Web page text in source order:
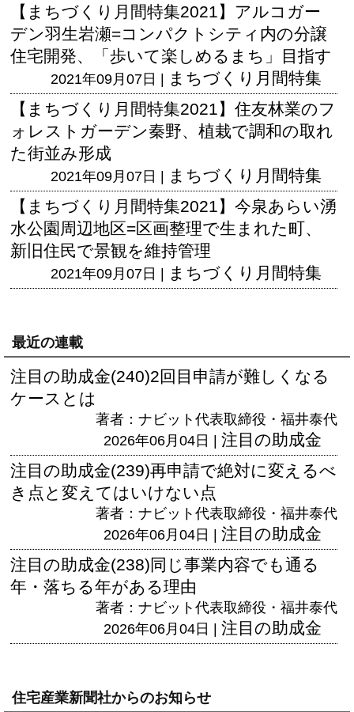
【まちづくり月間特集2021】アルコガー
デン羽生岩瀬=コンパクトシティ内の分譲
住宅開発、「歩いて楽しめるまち」目指す
2021年09月07日 |
まちづくり月間特集
【まちづくり月間特集2021】住友林業のフ
ォレストガーデン秦野、植栽で調和の取れ
た街並み形成
2021年09月07日 |
まちづくり月間特集
【まちづくり月間特集2021】今泉あらい湧
水公園周辺地区=区画整理で生まれた町、
新旧住民で景観を維持管理
2021年09月07日 | まちづくり月間特集
最近の連載
注目の助成金(240)2回目申請が難しくなる
ケースとは
著者：ナビット代表取締役・福井泰代
2026年06月04日 | 注目の助成金
注目の助成金(239)再申請で絶対に変えるべ
き点と変えてはいけない点
著者：ナビット代表取締役・福井泰代
2026年06月04日 | 注目の助成金
注目の助成金(238)同じ事業内容でも通る
年・落ちる年がある理由
著者：ナビット代表取締役・福井泰代
2026年06月04日 | 注目の助成金
住宅産業新聞社からのお知らせ